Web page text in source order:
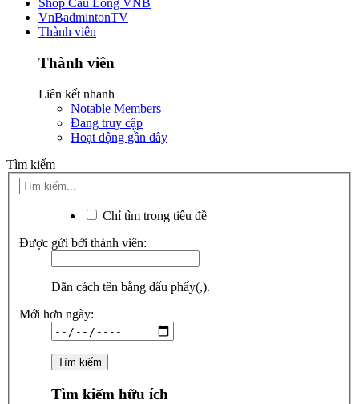
Shop Cầu Lông VNB
VnBadmintonTV
Thành viên
Thành viên
Liên kết nhanh
Notable Members
Đang truy cập
Hoạt động gần đây
Tìm kiếm
Chỉ tìm trong tiêu đề
Được gửi bởi thành viên:
Dãn cách tên bằng dấu phẩy(,).
Mới hơn ngày:
Tìm kiếm hữu ích